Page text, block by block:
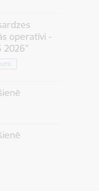
operatīvi -
2026”